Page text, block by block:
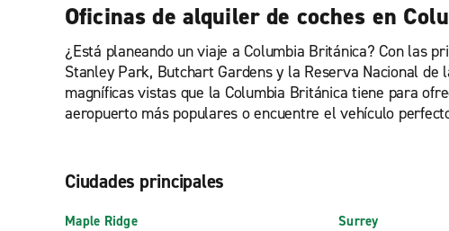
Oficinas de alquiler de coches en
¿Está planeando un viaje a Columbia Británica? Con las
Stanley Park, Butchart Gardens y la Reserva Nacional
magníficas vistas que la Columbia Británica tiene para
aeropuerto más populares o encuentre el vehículo
Ciudades principales
Maple Ridge Surrey